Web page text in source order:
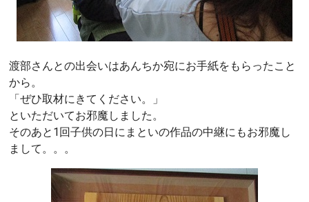
渡部さんとの出会いはあんちか宛にお手紙をもらったこと
から。
「ぜひ取材にきてください。」
といただいてお邪魔しました。
そのあと1回子供の日にまといの作品の中継にもお邪魔し
まして。。。